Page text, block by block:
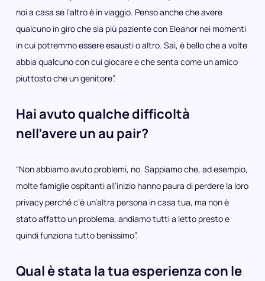
noi a casa se l’altro è in viaggio. Penso anche che avere
qualcuno in giro che sia più paziente con Eleanor nei momenti
in cui potremmo essere esausti o altro. Sai, è bello che a volte
abbia qualcuno con cui giocare e che senta come un amico
piuttosto che un genitore”.
Hai avuto qualche difficoltà
nell’avere un au pair?
“Non abbiamo avuto problemi, no. Sappiamo che, ad esempio,
molte famiglie ospitanti all’inizio hanno paura di perdere la loro
privacy perché c’è un’altra persona in casa tua, ma non è
stato affatto un problema, andiamo tutti a letto presto e
quindi funziona tutto benissimo”.
Qual è stata la tua esperienza con le